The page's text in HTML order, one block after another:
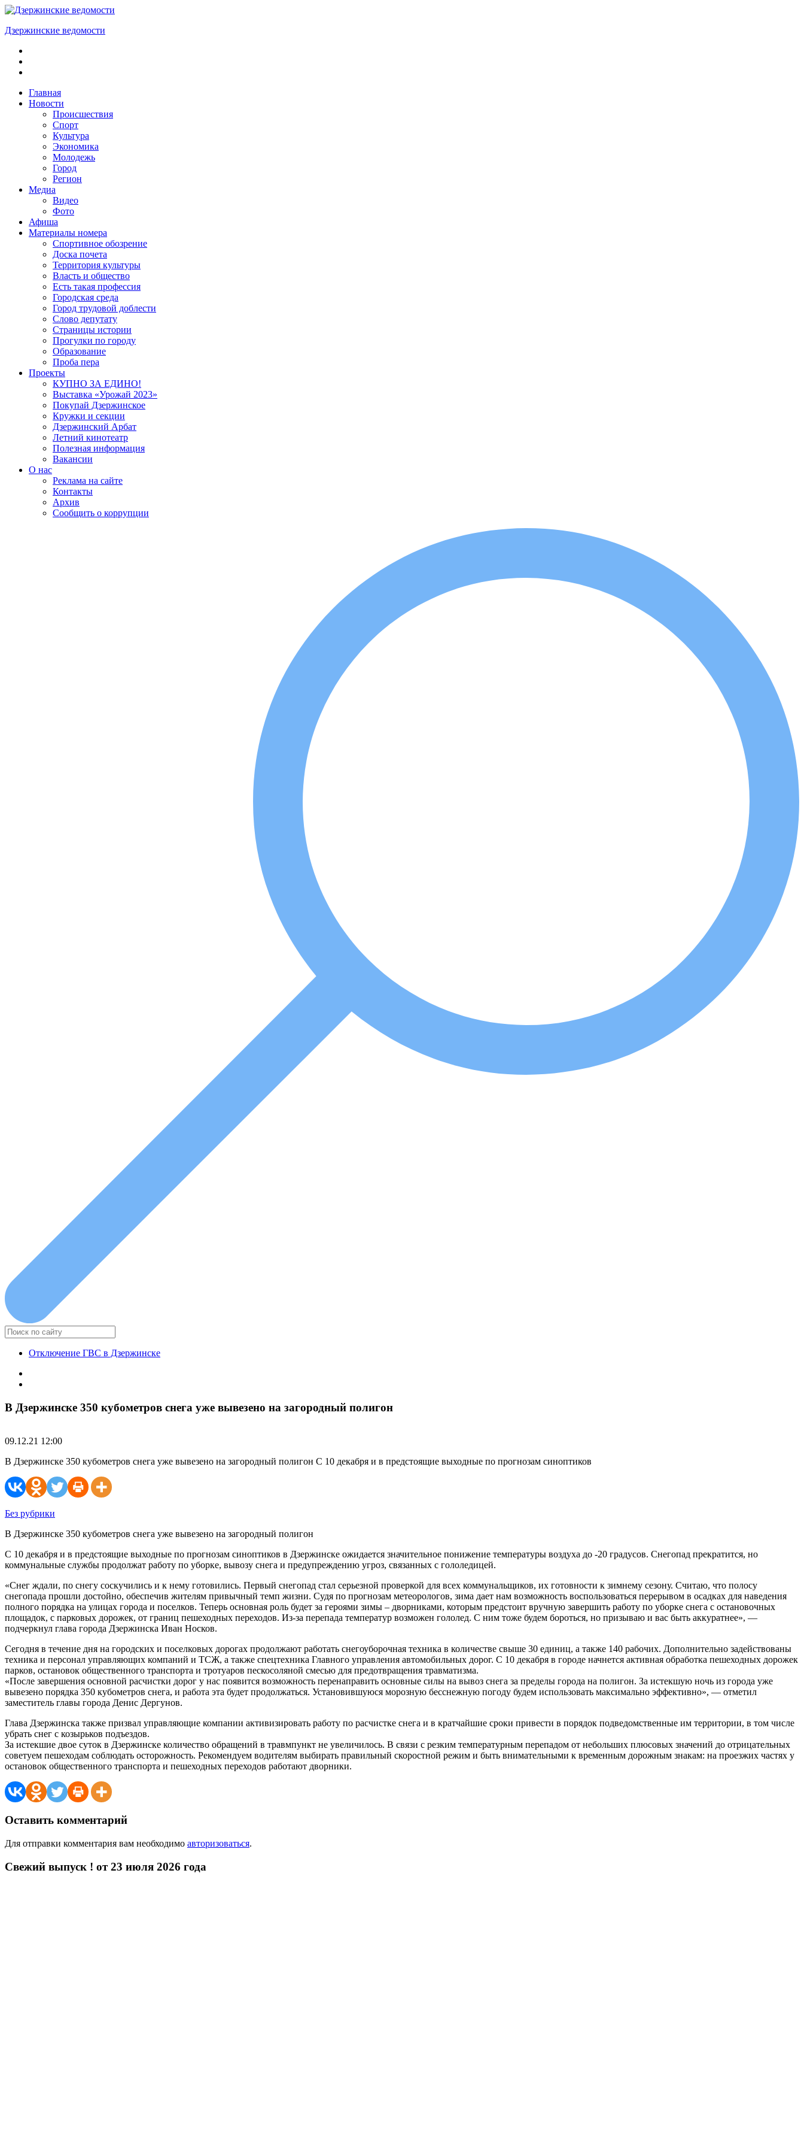
Skip
content
Дзержинские ведомости
ОБЩЕСТВЕННО-
ПОЛИТИЧЕСКАЯ
ГАЗЕТАГлавная
Новости
Происшествия
Спорт
Культура
Экономика
Молодежь
Город
Регион
Медиа
Видео
Фото
Афиша
Материалы номера
Спортивное обозрение
Доска почета
Территория культуры
Власть и общество
Есть такая профессия
Городская среда
Город трудовой доблести
Слово депутату
Страницы истории
Прогулки по городу
Образование
Проба пера
Проекты
КУПНО ЗА ЕДИНО!
Выставка «Урожай 2023»
Покупай Дзержинское
Кружки и секции
Дзержинский Арбат
Летний кинотеатр
Полезная информация
Вакансии
О нас
Реклама на сайте
Контакты
Архив
Сообщить о коррупции
Отключение ГВС в Дзержинске
В Дзержинске 350 кубометров снега уже вывезено на загородный полигон
09.12.21 12:00
В Дзержинске 350 кубометров снега уже вывезено на загородный полигон С 10 декабря и в предстоящие выходные по прогнозам синоптиков
Без рубрики
В Дзержинске 350 кубометров снега уже вывезено на загородный полигон
С 10 декабря и в предстоящие выходные по прогнозам синоптиков в Дзержинске ожидается значительное понижение температуры воздуха до -20 градусов. Снегопад прекратится, но
коммунальные службы продолжат работу по уборке, вывозу снега и предупреждению угроз, связанных с гололедицей.
«Снег ждали, по снегу соскучились и к нему готовились. Первый снегопад стал серьезной проверкой для всех коммунальщиков, их готовности к зимнему сезону. Считаю, что полосу
снегопада прошли достойно, обеспечив жителям привычный темп жизни. Судя по прогнозам метеорологов, зима дает нам возможность воспользоваться перерывом в осадках для наведения
полного порядка на улицах города и поселков. Теперь основная роль будет за героями зимы – дворниками, которым предстоит вручную завершить работу по уборке снега с остановочных
площадок, с парковых дорожек, от границ пешеходных переходов. Из-за перепада температур возможен гололед. С ним тоже будем бороться, но призываю и вас быть аккуратнее», —
подчеркнул глава города Дзержинска Иван Носков.
Сегодня в течение дня на городских и поселковых дорогах продолжают работать снегоуборочная техника в количестве свыше 30 единиц, а также 140 рабочих. Дополнительно задействованы
техника и персонал управляющих компаний и ТСЖ, а также спецтехника Главного управления автомобильных дорог. С 10 декабря в городе начнется активная обработка пешеходных дорожек
парков, остановок общественного транспорта и тротуаров пескосоляной смесью для предотвращения травматизма.
«После завершения основной расчистки дорог у нас появится возможность перенаправить основные силы на вывоз снега за пределы города на полигон. За истекшую ночь из города уже
вывезено порядка 350 кубометров снега, и работа эта будет продолжаться. Установившуюся морозную бесснежную погоду будем использовать максимально эффективно», — отметил
заместитель главы города Денис Дергунов.
Глава Дзержинска также призвал управляющие компании активизировать работу по расчистке снега и в кратчайшие сроки привести в порядок подведомственные им территории, в том числе
убрать снег с козырьков подъездов.
За истекшие двое суток в Дзержинске количество обращений в травмпункт не увеличилось. В связи с резким температурным перепадом от небольших плюсовых значений до отрицательных
советуем пешеходам соблюдать осторожность. Рекомендуем водителям выбирать правильный скоростной режим и быть внимательными к временным дорожным знакам: на проезжих частях у
остановок общественного транспорта и пешеходных переходов работают дворники.
Оставить комментарий
Для отправки комментария вам необходимо авторизоваться.
Свежий выпуск ! от 23 июля 2026 года